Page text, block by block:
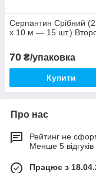
Серпантин Срібний
x 10 м — 15 шт.)
70 ₴/упаковка
Купити
Про нас
Рейтинг не
Менше 5 відгуків
Працює з